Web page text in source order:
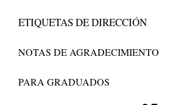
ETIQUETAS DE DIRECCIÓN
NOTAS DE AGRADECIMIENTO
PARA GRADUADOS